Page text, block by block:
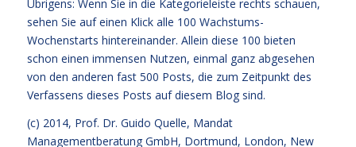
Übrigens: Wenn Sie in die Kategorieleiste rechts schauen,
sehen Sie auf einen Klick alle 100 Wachstums-
Wochenstarts hintereinander. Allein diese 100 bieten
schon einen immensen Nutzen, einmal ganz abgesehen
von den anderen fast 500 Posts, die zum Zeitpunkt des
Verfassens dieses Posts auf diesem Blog sind.
(c) 2014, Prof. Dr. Guido Quelle, Mandat
Managementberatung GmbH, Dortmund, London, New